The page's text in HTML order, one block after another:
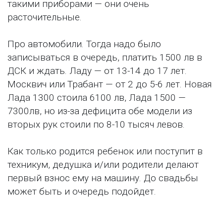
такими приборами — они очень
расточительные.
Про автомобили. Тогда надо было
записываться в очередь, платить 1500 лв в
ДСК и ждать. Ладу — от 13-14 до 17 лет.
Москвич или Трабант — от 2 до 5-6 лет. Новая
Лада 1300 стоила 6100 лв, Лада 1500 —
7300лв, но из-за дефицита обе модели из
вторых рук стоили по 8-10 тысяч левов.
Как только родится ребенок или поступит в
техникум, дедушка и/или родители делают
первый взнос ему на машину. До свадьбы
может быть и очередь подойдет.